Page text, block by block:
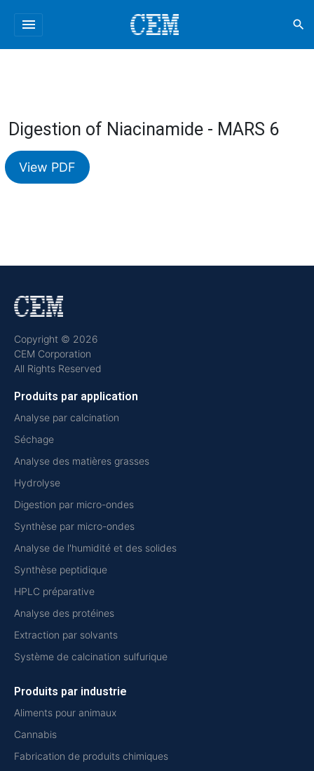
menu search
Digestion of Niacinamide - MARS 6
View PDF
Copyright © 2026
CEM Corporation
All Rights Reserved
Produits par application
Analyse par calcination
Séchage
Analyse des matières grasses
Hydrolyse
Digestion par micro-ondes
Synthèse par micro-ondes
Analyse de l'humidité et des solides
Synthèse peptidique
HPLC préparative
Analyse des protéines
Extraction par solvants
Système de calcination sulfurique
Produits par industrie
Aliments pour animaux
Cannabis
Fabrication de produits chimiques